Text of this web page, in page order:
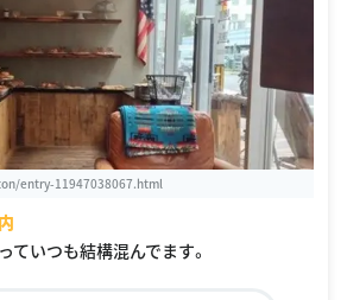
entry-11947038067.html
ていつも結構混んでます。